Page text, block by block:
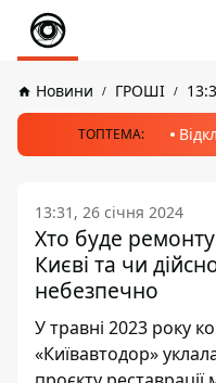
Новини ГРОШІ
ТОПТЕМА:
13:31, 26 січня 2024
Хто буде
Києві та чи
небезпечно
У травні 2023 року
«Київавтодор»